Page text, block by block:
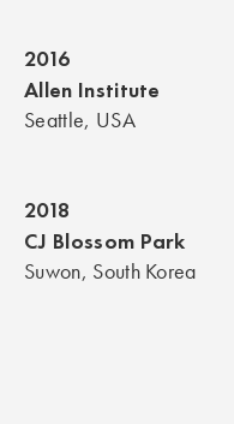
2016
Allen Institute
Seattle, USA
2018
CJ Blossom Park
Suwon, South Korea